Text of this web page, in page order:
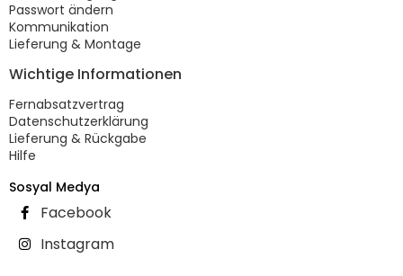
Passwort ändern
Kommunikation
Lieferung & Montage
Wichtige Informationen
Fernabsatzvertrag
Datenschutzerklärung
Lieferung & Rückgabe
Hilfe
Sosyal Medya
Facebook
Instagram